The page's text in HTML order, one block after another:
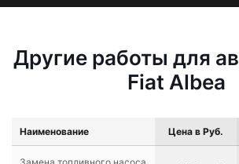
Другие работы для
Fiat Albea
Наименование Цена в Руб.